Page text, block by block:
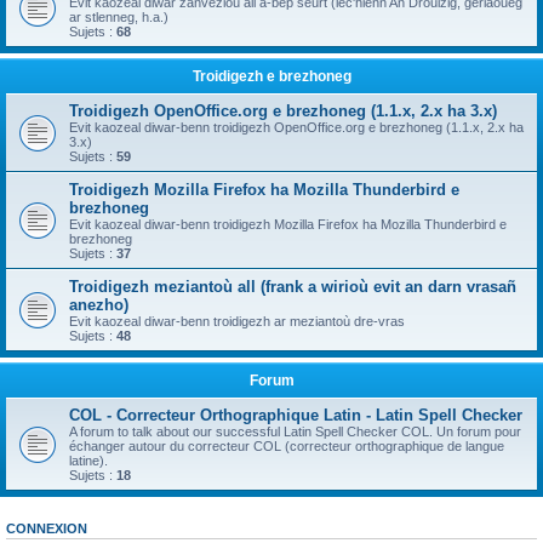
ar stlenneg, h.a.)
Sujets : 68
Troidigezh e brezhoneg
Troidigezh OpenOffice.org e brezhoneg (1.1.x, 2.x ha 3.x)
Evit kaozeal diwar-benn troidigezh OpenOffice.org e brezhoneg (1.1.x, 2.x ha
3.x)
Sujets : 59
Troidigezh Mozilla Firefox ha Mozilla Thunderbird e
brezhoneg
Evit kaozeal diwar-benn troidigezh Mozilla Firefox ha Mozilla Thunderbird e
brezhoneg
Sujets : 37
Troidigezh meziantoù all (frank a wirioù evit an darn vrasañ
anezho)
Evit kaozeal diwar-benn troidigezh ar meziantoù dre-vras
Sujets : 48
Forum
COL - Correcteur Orthographique Latin - Latin Spell Checker
A forum to talk about our successful Latin Spell Checker COL. Un forum pour
échanger autour du correcteur COL (correcteur orthographique de langue
latine).
Sujets : 18
CONNEXION